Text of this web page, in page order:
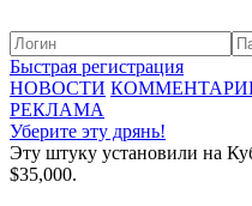
Быстрая регистрация
НОВОСТИ
РЕКЛАМА
Уберите эту дрянь!
Эту штуку установили на
$35,000.